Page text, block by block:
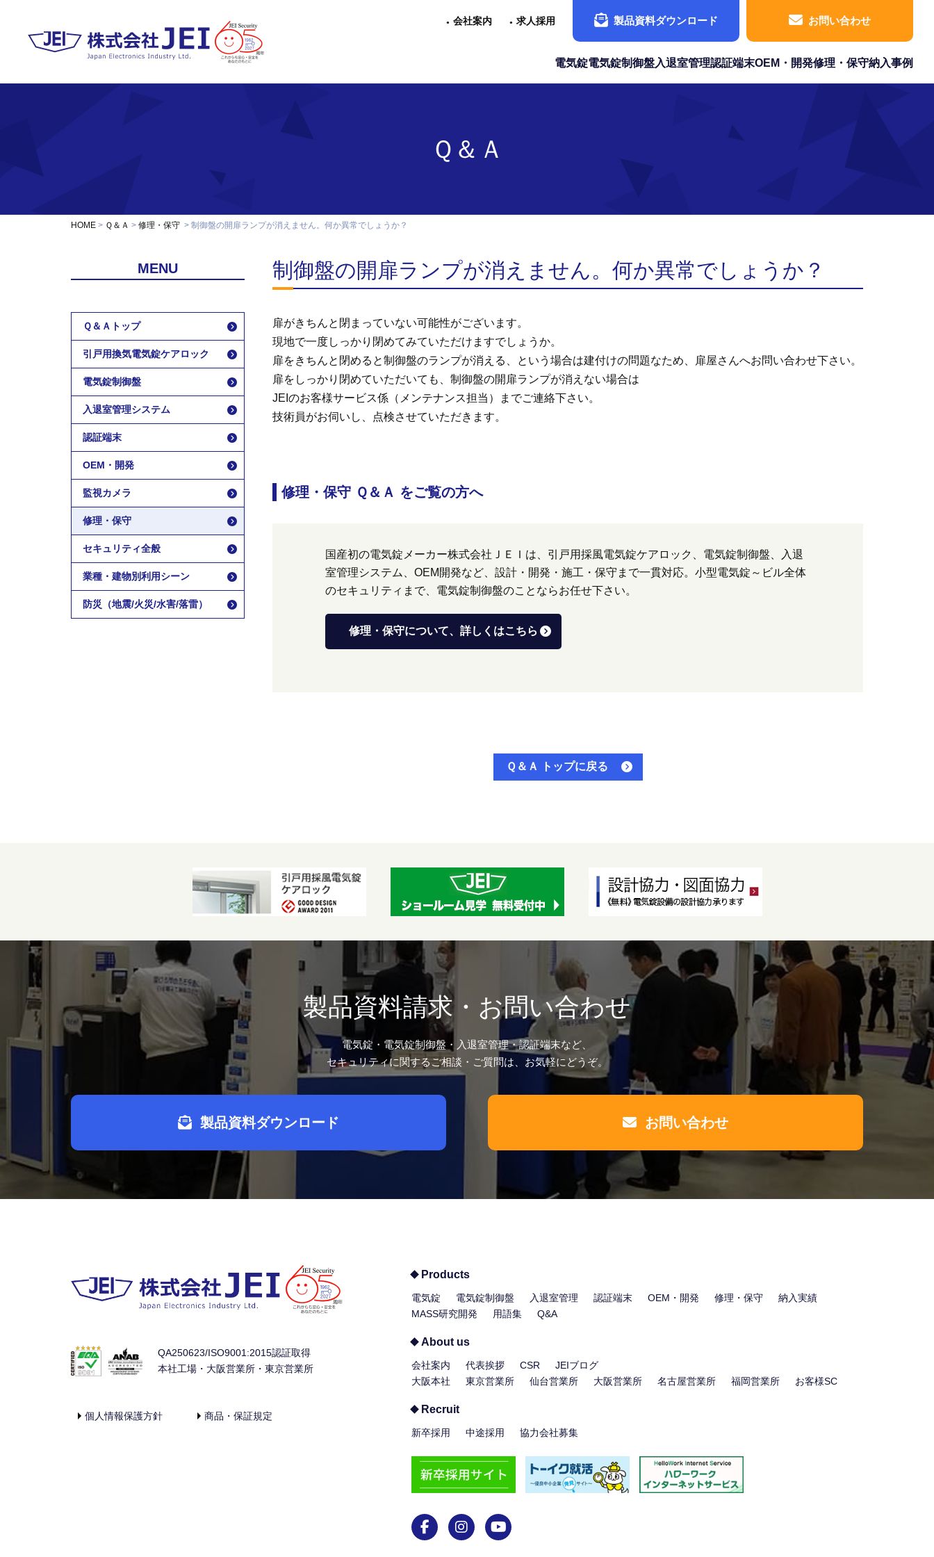
会社案内 求人採用 製品資料ダウンロード お問い合わせ
電気錠電気錠制御盤入退室管理認証端末OEM・開発修理・保守納入事例
Ｑ＆Ａ
HOME Ｑ＆Ａ 修理・保守 制御盤の開扉ランプが消えません。何か異常でしょうか？
MENU
Ｑ＆Ａトップ
引戸用換気電気錠ケアロック
電気錠制御盤
入退室管理システム
認証端末
OEM・開発
監視カメラ
修理・保守
セキュリティ全般
業種・建物別利用シーン
防災（地震/火災/水害/落雷）
制御盤の開扉ランプが消えません。何か異常でしょうか？
扉がきちんと閉まっていない可能性がございます。
現地で一度しっかり閉めてみていただけますでしょうか。
扉をきちんと閉めると制御盤のランプが消える、という場合は建付けの問題なため、扉屋さんへお問い合わせ下さい。
扉をしっかり閉めていただいても、制御盤の開扉ランプが消えない場合は
JEIのお客様サービス係（メンテナンス担当）までご連絡下さい。
技術員がお伺いし、点検させていただきます。
修理・保守 Ｑ＆Ａ をご覧の方へ
国産初の電気錠メーカー株式会社ＪＥＩは、引戸用採風電気錠ケアロック、電気錠制御盤、入退
室管理システム、OEM開発など、設計・開発・施工・保守まで一貫対応。小型電気錠～ビル全体
のセキュリティまで、電気錠制御盤のことならお任せ下さい。
修理・保守について、詳しくはこちら
Ｑ＆Ａ トップに戻る
製品資料請求・お問い合わせ
電気錠・電気錠制御盤・入退室管理・認証端末など、
セキュリティに関するご相談・ご質問は、お気軽にどうぞ。
製品資料ダウンロード お問い合わせ
QA250623/ISO9001:2015認証取得
本社工場・大阪営業所・東京営業所
個人情報保護方針 商品・保証規定
Products
電気錠 電気錠制御盤 入退室管理 認証端末 OEM・開発 修理・保守
納入実績
MASS研究開発
用語集 Q&A
About us
会社案内 代表挨拶 CSR
JEIブログ
大阪本社
東京営業所 仙台営業所 大阪営業所 名古屋営業所 福岡営業所 お客様SC
Recruit
新卒採用 中途採用 協力会社募集